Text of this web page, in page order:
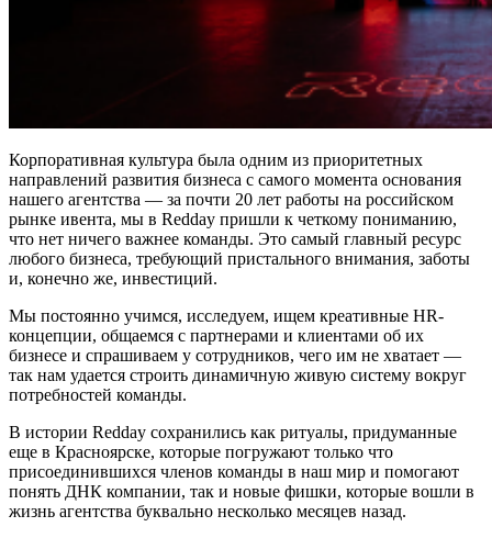
Корпоративная культура была одним из приоритетных
направлений развития бизнеса с самого момента основания
нашего агентства — за почти 20 лет работы на российском
рынке ивента, мы в Redday пришли к четкому пониманию,
что нет ничего важнее команды. Это самый главный ресурс
любого бизнеса, требующий пристального внимания, заботы
и, конечно же, инвестиций.
Мы постоянно учимся, исследуем, ищем креативные HR-
концепции, общаемся с партнерами и клиентами об их
бизнесе и спрашиваем у сотрудников, чего им не хватает —
так нам удается строить динамичную живую систему вокруг
потребностей команды.
В истории Redday сохранились как ритуалы, придуманные
еще в Красноярске, которые погружают только что
присоединившихся членов команды в наш мир и помогают
понять ДНК компании, так и новые фишки, которые вошли в
жизнь агентства буквально несколько месяцев назад.